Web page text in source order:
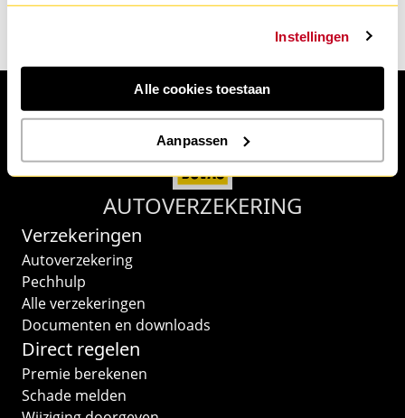
Instellingen
Alle cookies toestaan
Aanpassen
Compleet en Comfort.
Meer over deze verzekering
AUTOVERZEKERING
Verzekeringen
Autoverzekering
Pechhulp
Alle verzekeringen
Documenten en downloads
Direct regelen
Premie berekenen
Schade melden